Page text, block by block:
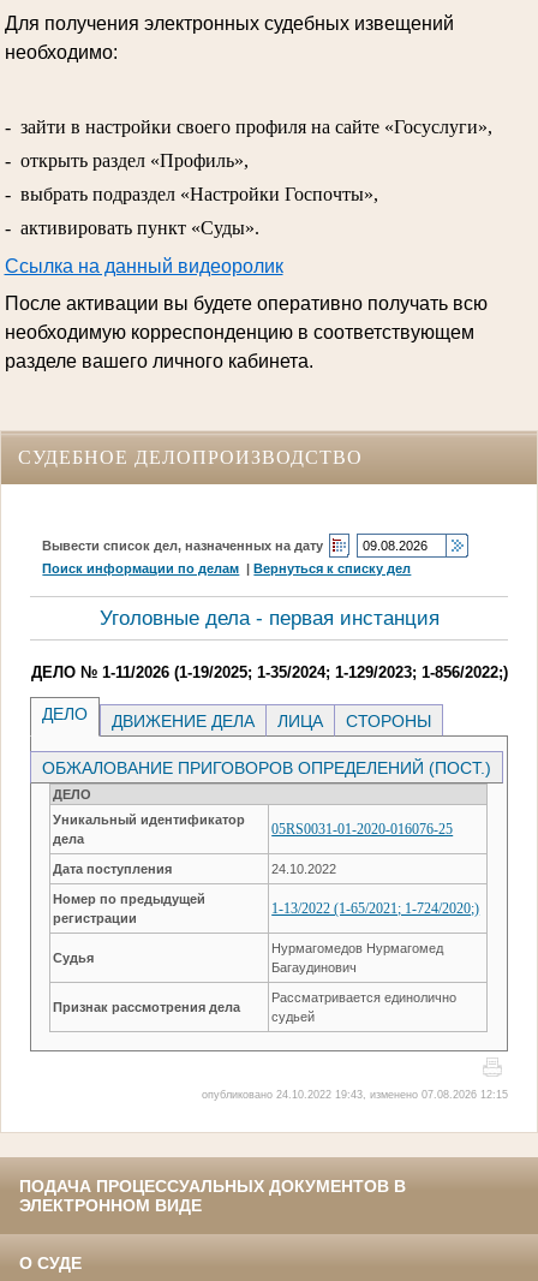
Для получения электронных судебных извещений
необходимо:
- зайти в настройки своего профиля на сайте «Госуслуги»,
- открыть раздел «Профиль»,
- выбрать подраздел «Настройки Госпочты»,
- активировать пункт «Суды».
Ссылка на данный видеоролик
После активации вы будете оперативно получать всю
необходимую корреспонденцию в соответствующем
разделе вашего личного кабинета.
СУДЕБНОЕ ДЕЛОПРОИЗВОДСТВО
Вывести список дел, назначенных на дату
Поиск информации по делам |Вернуться к списку дел
Уголовные дела - первая инстанция
ДЕЛО № 1-11/2026 (1-19/2025; 1-35/2024; 1-129/2023; 1-856/2022;)
ДЕЛО ДВИЖЕНИЕ ДЕЛА ЛИЦА СТОРОНЫ
ОБЖАЛОВАНИЕ ПРИГОВОРОВ ОПРЕДЕЛЕНИЙ (ПОСТ.)
ДЕЛО
Уникальный идентификатор
дела
05RS0031-01-2020-016076-25
Дата поступления 24.10.2022
Номер по предыдущей
регистрации
1-13/2022 (1-65/2021; 1-724/2020;)
Судья
Нурмагомедов Нурмагомед
Багаудинович
Признак рассмотрения дела
Рассматривается единолично
судьей
опубликовано 24.10.2022 19:43, изменено 07.08.2026 12:15
ПОДАЧА ПРОЦЕССУАЛЬНЫХ ДОКУМЕНТОВ В
ЭЛЕКТРОННОМ ВИДЕ
О СУДЕ